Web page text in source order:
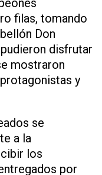
filas, tomando
Don
disfrutar
mostraron
y
se
a la
los
por